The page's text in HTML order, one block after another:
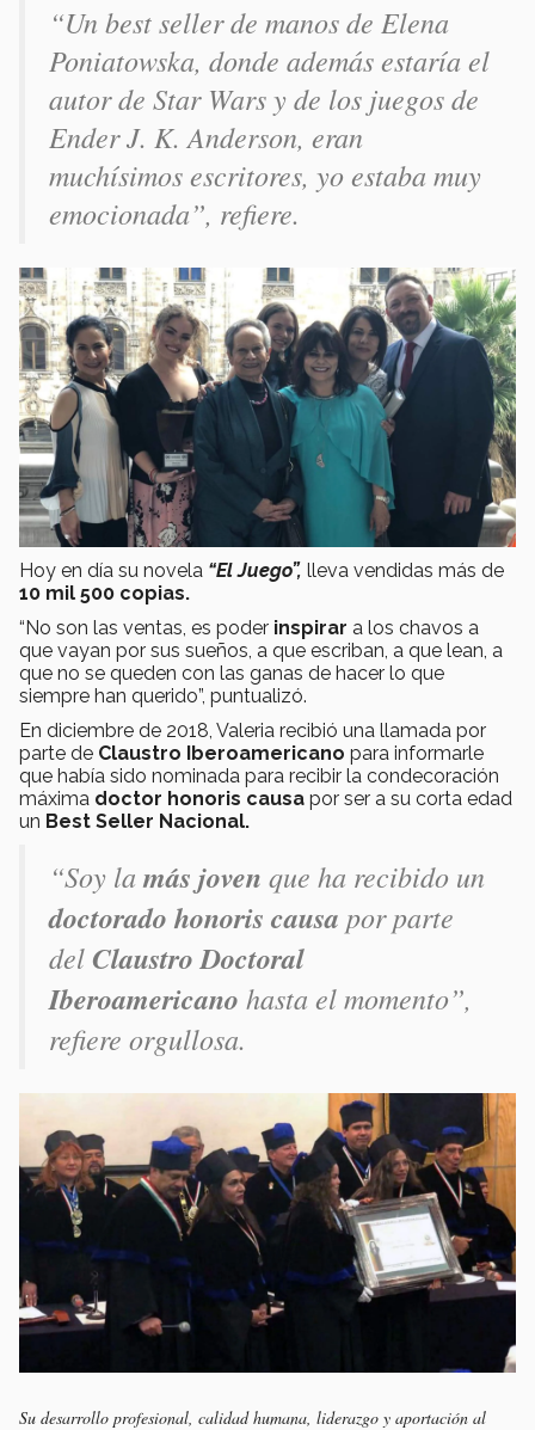
“Un best seller de manos de Elena
Poniatowska, donde además estaría el
autor de Star Wars y de los juegos de
Ender J. K. Anderson, eran
muchísimos escritores, yo estaba muy
emocionada”, refiere.
Hoy en día su novela “El Juego”, lleva vendidas más de
10 mil 500 copias.
“No son las ventas, es poder inspirar a los chavos a
que vayan por sus sueños, a que escriban, a que lean, a
que no se queden con las ganas de hacer lo que
siempre han querido”, puntualizó.
En diciembre de 2018, Valeria recibió una llamada por
parte de Claustro Iberoamericano para informarle
que había sido nominada para recibir la condecoración
máxima doctor honoris causa por ser a su corta edad
un Best Seller Nacional.
“Soy lamás joven que ha recibido un
doctorado honoris causa por parte
delClaustro Doctoral
Iberoamericano hasta el momento”,
refiere orgullosa.
Su desarrollo profesional, calidad humana, liderazgo y aportación al